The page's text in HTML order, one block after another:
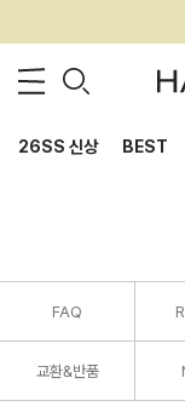
회
26SS 신상 BEST
FAQ
교환&반품